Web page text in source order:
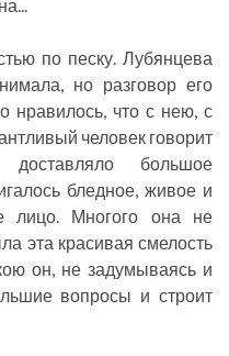
по песку. Лубянцева
но разговор его
нравилось, что с нею, с
человек говорит
большое
бледное, живое и
лицо. Многого она не
эта красивая смелость
он, не задумываясь и
вопросы и строит